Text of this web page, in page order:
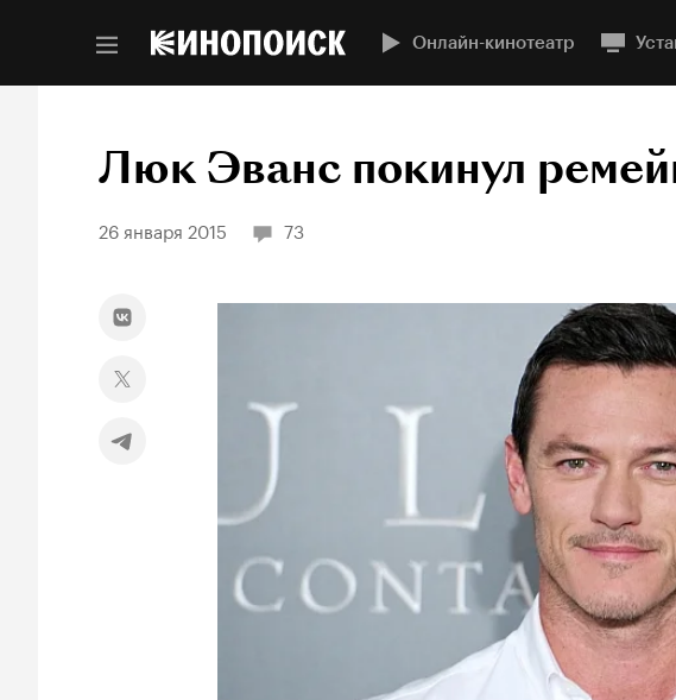
Онлайн-кинотеатр
Люк Эванс покинул
26 января 2015 73